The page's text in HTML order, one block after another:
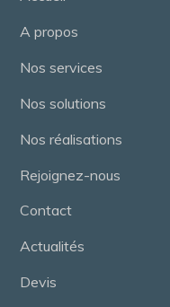
A propos
Nos services
Nos solutions
Nos réalisations
Rejoignez-nous
Contact
Actualités
Devis